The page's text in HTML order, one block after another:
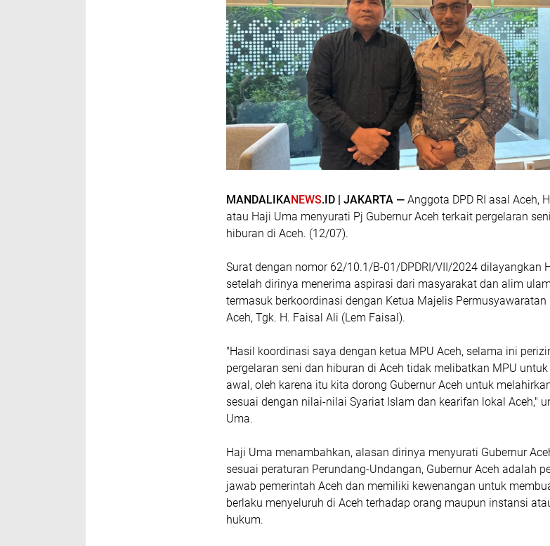
MANDALIKANEWS.ID | JAKARTA — Anggota DPD RI asal Aceh,
atau Haji Uma menyurati Pj Gubernur Aceh terkait pergelaran
hiburan di Aceh. (12/07).
Surat dengan nomor 62/10.1/B-01/DPDRI/VII/2024 dilayangkan
setelah dirinya menerima aspirasi dari masyarakat dan alim
termasuk berkoordinasi dengan Ketua Majelis Permusyawaratan
Aceh, Tgk. H. Faisal Ali (Lem Faisal).
"Hasil koordinasi saya dengan ketua MPU Aceh, selama ini
pergelaran seni dan hiburan di Aceh tidak melibatkan MPU
awal, oleh karena itu kita dorong Gubernur Aceh untuk
sesuai dengan nilai-nilai Syariat Islam dan kearifan lokal Aceh,"
Uma.
Haji Uma menambahkan, alasan dirinya menyurati Gubernur
sesuai peraturan Perundang-Undangan, Gubernur Aceh adalah
jawab pemerintah Aceh dan memiliki kewenangan untuk
berlaku menyeluruh di Aceh terhadap orang maupun instansi
hukum.